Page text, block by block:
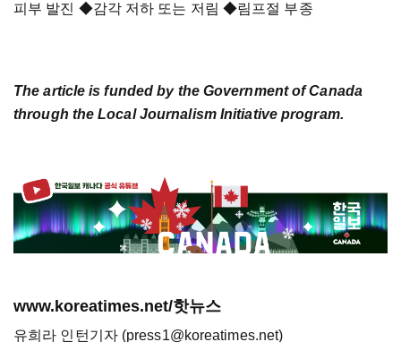
피부 발진 ◆감각 저하 또는 저림 ◆림프절 부종
The article is funded by the Government of Canada
through the Local Journalism Initiative program.
www.koreatimes.net/핫뉴스
유희라 인턴기자 (press1@koreatimes.net)